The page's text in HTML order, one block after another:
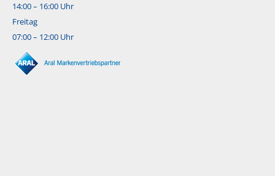
14:00 – 16:00 Uhr
Freitag
07:00 – 12:00 Uhr